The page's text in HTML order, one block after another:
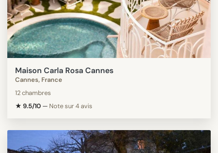
Maison Carla Rosa Cannes
Cannes, France
12 chambres
★ 9.5/10 — Note sur 4 avis